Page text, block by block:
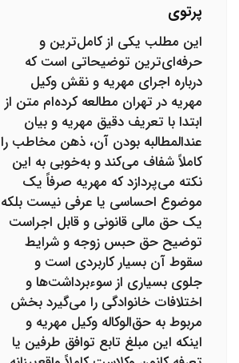
پرتوی
این مطلب یکی از کامل‌ترین و
حرفه‌ای‌ترین توضیحاتی است که
درباره اجرای مهریه و نقش وکیل
مهریه در تهران مطالعه کرده‌ام متن از
ابتدا با تعریف دقیق مهریه و بیان
عندالمطالبه بودن آن، ذهن مخاطب را
کاملاً شفاف می‌کند و به‌خوبی به این
نکته می‌پردازد که مهریه صرفاً یک
موضوع احساسی یا عرفی نیست بلکه
یک حق مالی قانونی و قابل اجراست
توضیح حق حبس زوجه و شرایط
سقوط آن بسیار کاربردی است و
جلوی بسیاری از سوءبرداشت‌ها و
اختلافات خانوادگی را می‌گیرد بخش
مربوط به حق‌الوکاله وکیل مهریه و
اینکه این مبلغ تابع توافق طرفین یا